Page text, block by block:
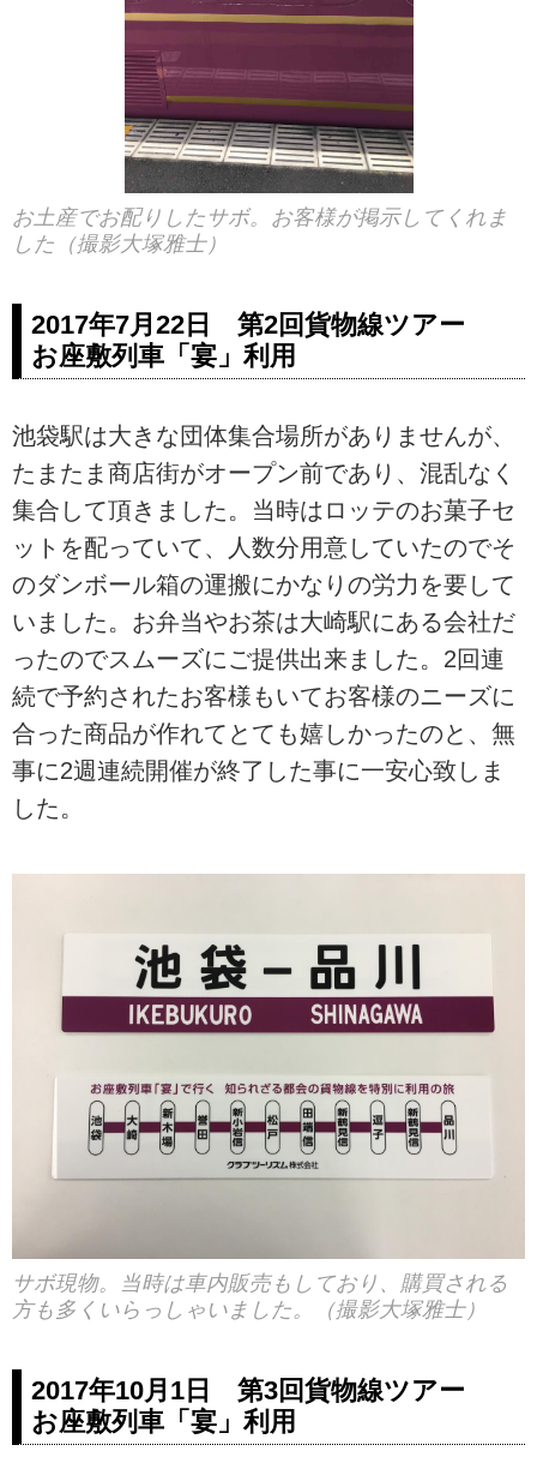
お土産でお配りしたサボ。お客様が掲示してくれま
した（撮影大塚雅士）
2017年7月22日 第2回貨物線ツアー
お座敷列車「宴」利用
池袋駅は大きな団体集合場所がありませんが、
たまたま商店街がオープン前であり、混乱なく
集合して頂きました。当時はロッテのお菓子セ
ットを配っていて、人数分用意していたのでそ
のダンボール箱の運搬にかなりの労力を要して
いました。お弁当やお茶は大崎駅にある会社だ
ったのでスムーズにご提供出来ました。2回連
続で予約されたお客様もいてお客様のニーズに
合った商品が作れてとても嬉しかったのと、無
事に2週連続開催が終了した事に一安心致しま
した。
サボ現物。当時は車内販売もしており、購買される
方も多くいらっしゃいました。（撮影大塚雅士）
2017年10月1日 第3回貨物線ツアー
お座敷列車「宴」利用